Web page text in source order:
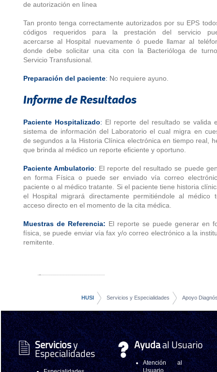
de autorización en línea
Tan pronto tenga correctamente autorizados por su EPS
códigos requeridos para la prestación del servicio
acercarse al Hospital nuevamente ó puede llamar al
donde debe solicitar una cita con la Bacterióloga de
Servicio Transfusional.
Preparación del paciente: No requiere ayuno.
Informe de Resultados
Paciente Hospitalizado: El reporte del resultado se valida
sistema de información del Laboratorio el cual migra en
de segundos a la Historia Clínica electrónica en tiempo real,
que brinda al médico un reporte eficiente y oportuno.
Paciente Ambulatorio: El reporte del resultado se puede
en forma Física o puede ser enviado vía correo
paciente o al médico tratante. Si el paciente tiene historia
el Hospital migrará directamente permitiéndole al médico
acceso directo en el momento de la cita médica.
Muestras de Referencia: El reporte se puede generar en
física, se puede enviar vía fax y/o correo electrónico a la
remitente.
HUSI Servicios y Especialidades Apoyo
Serviciosy
Especialidades
Ayudaal Usuario
Atención al
Usuario